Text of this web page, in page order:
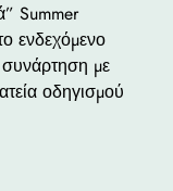
Summer
ενδεχόμενο
με
οδηγισμού